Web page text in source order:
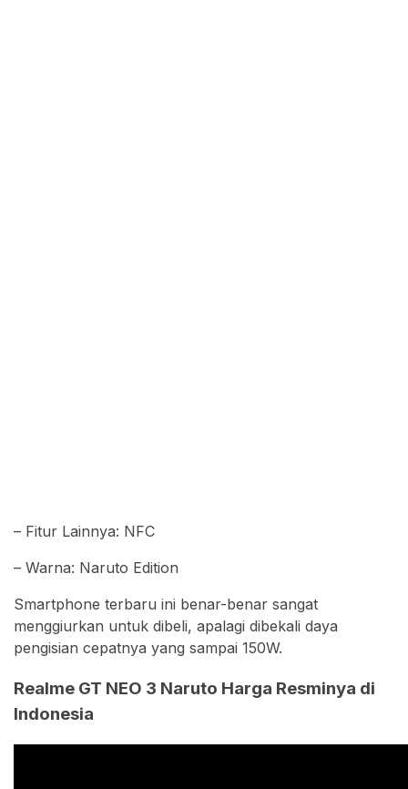
– Fitur Lainnya: NFC
– Warna: Naruto Edition
Smartphone terbaru ini benar-benar sangat
menggiurkan untuk dibeli, apalagi dibekali daya
pengisian cepatnya yang sampai 150W.
Realme GT NEO 3 Naruto Harga Resminya di
Indonesia